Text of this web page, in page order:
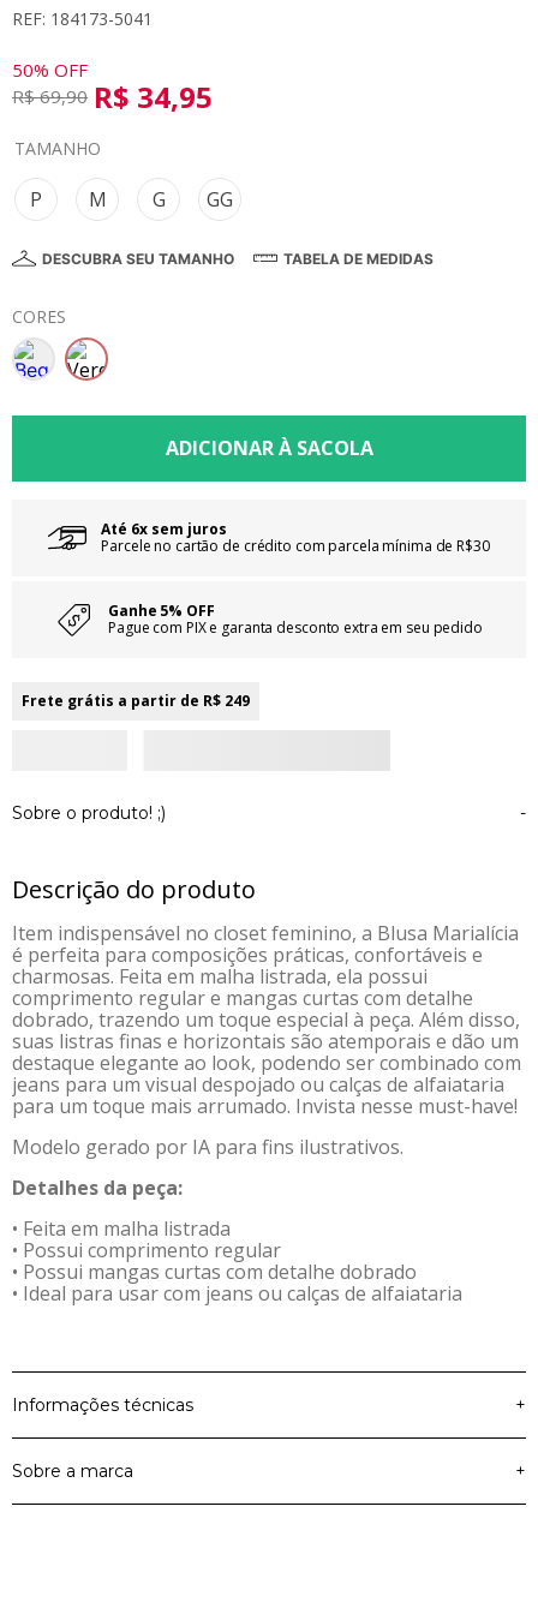
REF: 184173-5041
50% OFF
R$ 69,90 R$ 34,95
TAMANHO
P M G GG
DESCUBRA SEU TAMANHO TABELA DE MEDIDAS
CORES
Até 6x sem juros
Parcele no cartão de crédito com parcela mínima de R$30
Ganhe 5% OFF
Pague com PIX e garanta desconto extra em seu pedido
Frete grátis a partir de R$ 249
Sobre o produto! ;) -
Descrição do produto
Item indispensável no closet feminino, a Blusa Marialícia
é perfeita para composições práticas, confortáveis e
charmosas. Feita em malha listrada, ela possui
comprimento regular e mangas curtas com detalhe
dobrado, trazendo um toque especial à peça. Além disso,
suas listras finas e horizontais são atemporais e dão um
destaque elegante ao look, podendo ser combinado com
jeans para um visual despojado ou calças de alfaiataria
para um toque mais arrumado. Invista nesse must-have!
Modelo gerado por IA para fins ilustrativos.
Detalhes da peça:
• Feita em malha listrada
• Possui comprimento regular
• Possui mangas curtas com detalhe dobrado
• Ideal para usar com jeans ou calças de alfaiataria
Informações técnicas +
Material Principal Malha Listrada
Sobre a marca +
8 º
calça
9º
10º colorittá